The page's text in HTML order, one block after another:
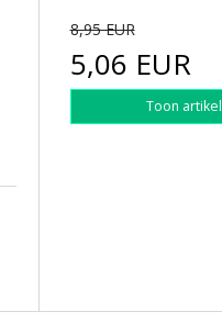
8,95 EUR
5,06 EUR
Toon artikel